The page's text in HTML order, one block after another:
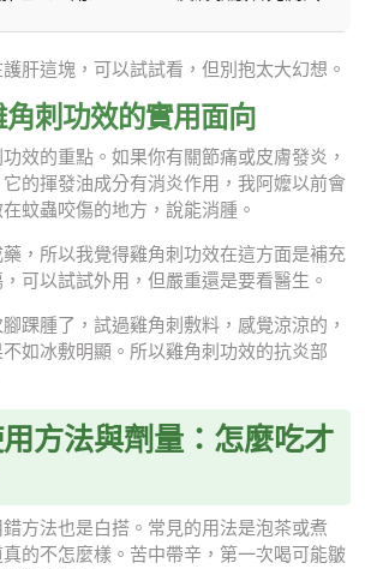
肝這塊，可以試試看，但別抱太大幻想。
刺功效的實用面向
效的重點。如果你有關節痛或皮膚發炎，
的揮發油成分有消炎作用，我阿嬤以前會
蚊蟲咬傷的地方，說能消腫。
，所以我覺得雞角刺功效在這方面是補充
可以試試外用，但嚴重還是要看醫生。
踝腫了，試過雞角刺敷料，感覺涼涼的，
如冰敷明顯。所以雞角刺功效的抗炎部
方法與劑量：怎麼吃才
方法也是白搭。常見的用法是泡茶或煮
的不怎麼樣。苦中帶辛，第一次喝可能皺